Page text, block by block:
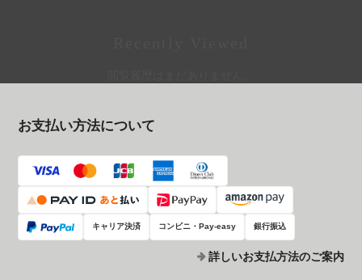
お支払い方法について
キャリア決済 コンビニ・Pay-easy 銀行振込
詳しいお支払方法のご案内